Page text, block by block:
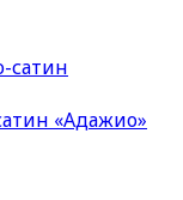
«Адажио»